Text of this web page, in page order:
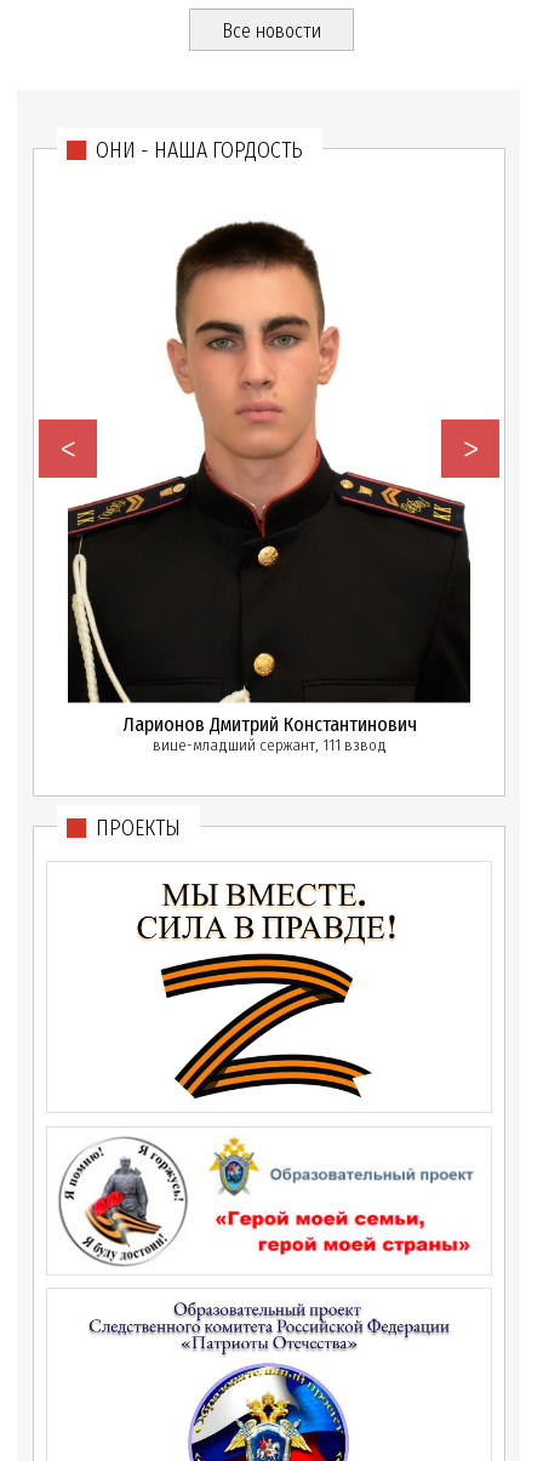
Все новости
ОНИ - НАША ГОРДОСТЬ
Ларионов Дмитрий Константинович
вице-младший сержант, 111 взвод
< >
ПРОЕКТЫ